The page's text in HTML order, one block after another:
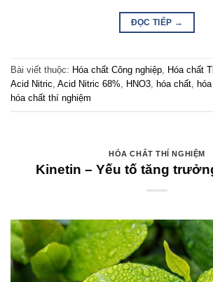
ĐỌC TIẾP →
Bài viết thuộc: Hóa chất Công nghiệp, Hóa chất
Acid Nitric, Acid Nitric 68%, HNO3, hóa chất,
hóa chất thí nghiệm
HÓA CHẤT THÍ NGHIỆM
Kinetin – Yếu tố tăng